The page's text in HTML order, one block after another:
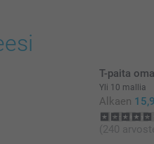
T-paita
Yli 10 mallia
Alkaen
(240